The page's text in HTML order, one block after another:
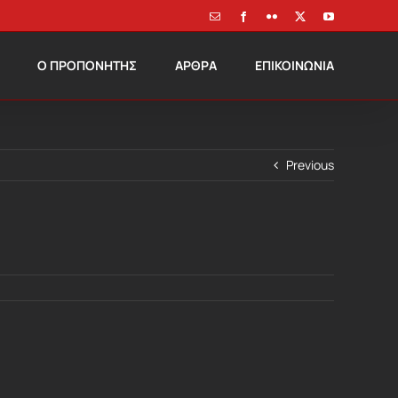
Email FacebookFlickr YouTube
Ο ΠΡΟΠΟΝΗΤΗΣ ΑΡΘΡΑ ΕΠΙΚΟΙΝΩΝΙΑ
Previous